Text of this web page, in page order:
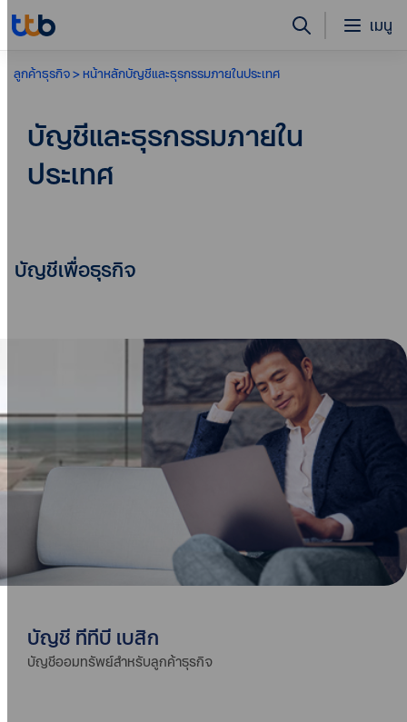
เมนู
ลูกค้าธุรกิจ หน้าหลักบัญชีและธุรกรรมภายในประเทศ
บัญชีและธุรกรรมภายใน
ประเทศ
บัญชีเพื่อธุรกิจ
บัญชี ทีทีบี เบสิก
บัญชีออมทรัพย์สำหรับลูกค้าธุรกิจ